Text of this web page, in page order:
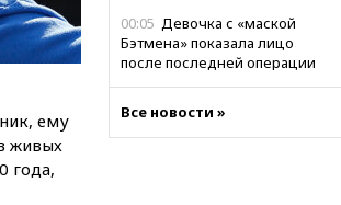
00:05 Девочка с «маской
Бэтмена» показала лицо
после последней операции
историка Артема Кирпиченка
арестовали в Израиле
Все новости »
ему
живых
года,